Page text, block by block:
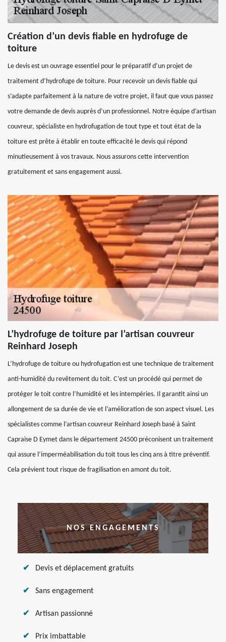
Création d’un devis fiable en hydrofuge de
toiture
Le devis est un ouvrage essentiel pour le préparatif d’un projet de
traitement d’hydrofuge de toiture. Pour recevoir un devis fiable qui
s’adapte parfaitement à la nature de votre projet, il faut que vous passez
votre demande de devis auprès d’un professionnel. Notre équipe d’artisan
couvreur, spécialiste en hydrofugation de tout type et tout état de la
toiture est prête à établir en toute efficacité le devis qui répond
minutieusement à vos travaux. Nous assurons cette intervention
gratuitement et sans engagement aussi.
L’hydrofuge de toiture par l’artisan couvreur
Reinhard Joseph
L’hydrofuge de toiture ou hydrofugation est une technique de traitement
anti-humidité du revêtement du toit. C’est un procédé qui permet de
protéger le toit contre l’humidité et les intempéries. Il garantit ainsi un
allongement de sa durée de vie et l’amélioration de son aspect visuel. Les
spécialistes comme l’artisan couvreur Reinhard Joseph basé à Saint
Capraise D Eymet dans le département 24500 préconisent un traitement
qui assure l’imperméabilisation du toit tous les cinq ans à titre préventif.
Cela prévient tout risque de fragilisation en amont du toit.
NOS ENGAGEMENTS
Devis et déplacement gratuits
Sans engagement
Artisan passionné
Prix imbattable